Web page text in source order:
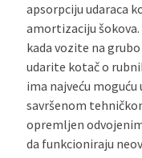
apsorpciju udaraca
amortizaciju
kada vozite na
udarite kotač o
ima najveću
savršenom
opremljen
da funkcioniraju